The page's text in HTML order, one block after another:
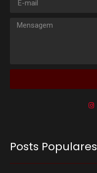
Posts Populares